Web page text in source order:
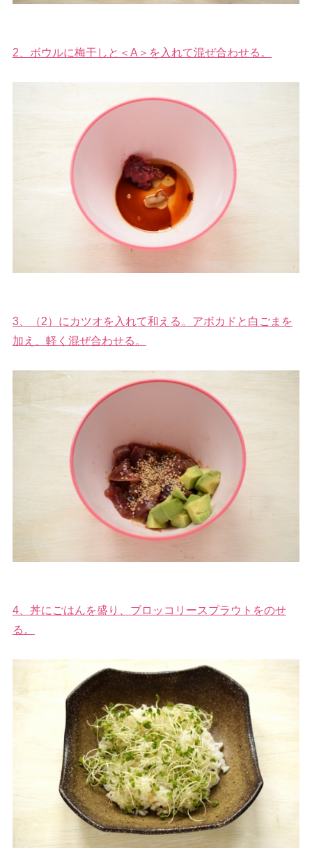
2、ボウルに梅干しと＜A＞を入れて混ぜ合わせる。
3、（2）にカツオを入れて和える。アボカドと白ごまを
加え、軽く混ぜ合わせる。
4、丼にごはんを盛り、ブロッコリースプラウトをのせ
る。